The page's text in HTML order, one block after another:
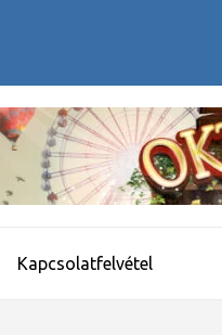
Kapcsolatfelvétel